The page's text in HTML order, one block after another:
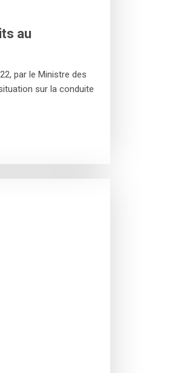
au
par le Ministre des
sur la conduite